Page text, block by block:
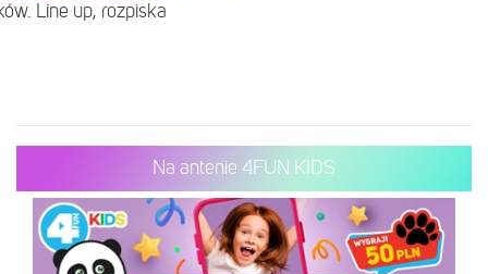
Line up, rozpiska
Na antenie 4FUN KIDS